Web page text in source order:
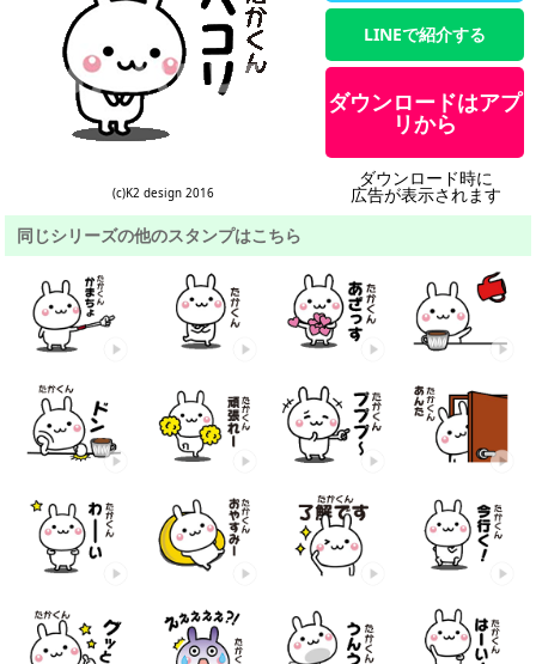
(c)K2 design 2016
LINEで紹介する
ダウンロードはアプ
リから
ダウンロード時に
広告が表示されます
同じシリーズの他のスタンプはこちら